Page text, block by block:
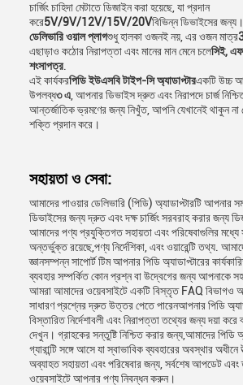
চার্জিং চাহিদা মেটাতে ডিজাইন করা হয়েছে, যা প্রদান
করে5V/9V/12V/15V/20Vবিভিন্ন ডিভাইসের
ডেলিভারি ওয়াল প্লাগশুধু হালকা ওজনই নয়, এর ওজন মাত্র
এছাড়াও কঠোর নিরাপত্তা এবং মানের মান মেনে চলেসিই,
শংসাপত্র
এই কার্যকরপিডি ইউএসবি টাইপ-সি অ্যাডাপ্টারএকটি উচ্চ
উপলব্ধ৩ এ , আপনার ডিভাইস দ্রুত এবং নিরাপদে চার্জ
আন্তর্জাতিক ভ্রমণের জন্য নিখুঁত, আপনি যেখানেই থাকুন
শক্তি প্রদান করে।
সহায়তা ও সেবা:
আমাদের পাওয়ার ডেলিভারি (পিডি) অ্যাডাপ্টারটি আপনার
ডিভাইসের জন্য দ্রুত এবং দক্ষ চার্জিং সরবরাহ করার জন্য
আমাদের পণ্য প্রযুক্তিগত সহায়তা এবং পরিষেবাগুলির মধ্যে
অন্তর্ভুক্ত রয়েছে,পণ্য নির্দেশিকা, এবং ওয়ারেন্টি তথ্য.
জ্ঞানসম্পন্ন সাপোর্ট টিম আপনার পিডি অ্যাডাপ্টারের
ব্যবহার সম্পর্কিত কোন প্রশ্ন বা উদ্বেগের জন্য আপনাকে
আমরা আমাদের ওয়েবসাইটে একটি বিস্তৃত FAQ বিভাগও
সাধারণ প্রশ্নের দ্রুত উত্তর পেতে পারেনআপনার পিডি
বিস্তারিত নির্দেশাবলী এবং নিরাপত্তা তথ্যের জন্য দয়া করে
দেখুন। গ্রাহকের সন্তুষ্টি নিশ্চিত করার জন্য,আমাদের পিডি
গ্যারান্টি সঙ্গে আসে যা স্বাভাবিক ব্যবহারের অবস্থার
অব্যাহত সহায়তা এবং পরিষেবার জন্য, সর্বশেষ আপডেট
ওয়েবসাইটে আপনার পণ্য নিবন্ধন করুন।